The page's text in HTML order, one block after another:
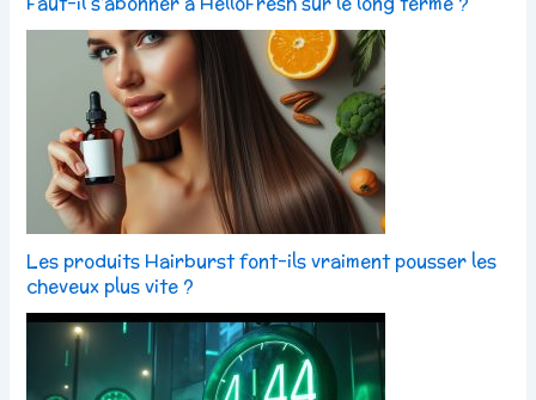
Les produits Hairburst font-ils vraiment pousser les
cheveux plus vite ?